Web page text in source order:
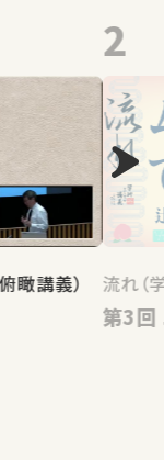
瞰講義）
2
流れ（